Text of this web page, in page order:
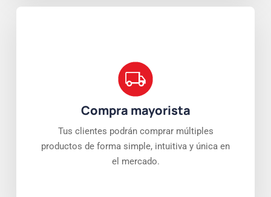
Compra mayorista
Tus clientes podrán comprar múltiples
productos de forma simple, intuitiva y única en
el mercado.